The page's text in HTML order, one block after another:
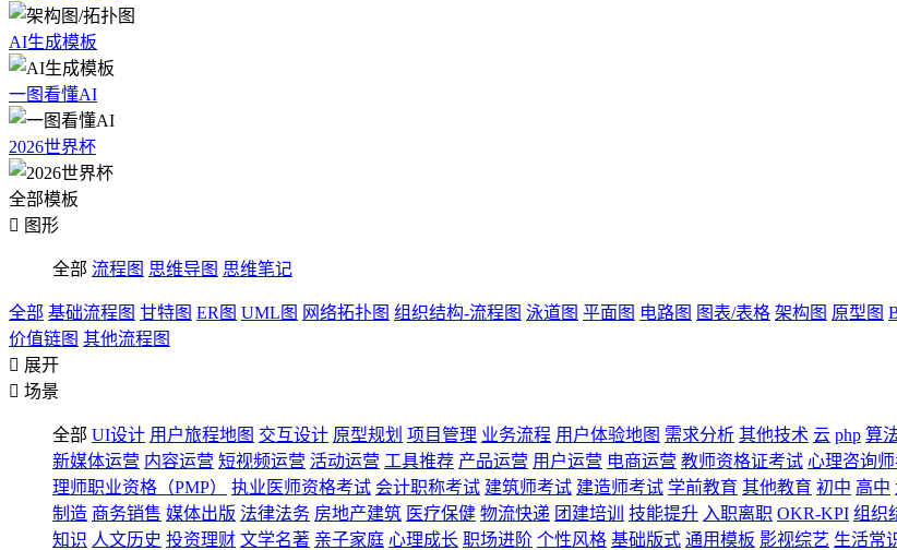
AI生成模板
一图看懂AI
2026世界杯
全部模板
 图形
全部 流程图 思维导图 思维笔记
全部 基础流程图 甘特图 ER图 UML图 网络拓扑图 组织结构-流程图 泳道图 平面图 电路图 图表/表格 架构图 原型图
价值链图 其他流程图
 展开
 场景
全部 UI设计 用户旅程地图 交互设计 原型规划 项目管理 业务流程 用户体验地图 需求分析 其他技术 云 php 算
新媒体运营 内容运营 短视频运营 活动运营 工具推荐 产品运营 用户运营 电商运营 教师资格证考试 心理咨询
理师职业资格（PMP）
执业医师资格考试 会计职称考试 建筑师考试 建造师考试 学前教育 其他教育 初中 高中
制造 商务销售 媒体出版 法律法务 房地产建筑 医疗保健 物流快递 团建培训 技能提升 入职离职 OKR-KPI 组织
知识 人文历史 投资理财 文学名著 亲子家庭 心理成长 职场进阶 个性风格 基础版式 通用模板 影视综艺 生活常